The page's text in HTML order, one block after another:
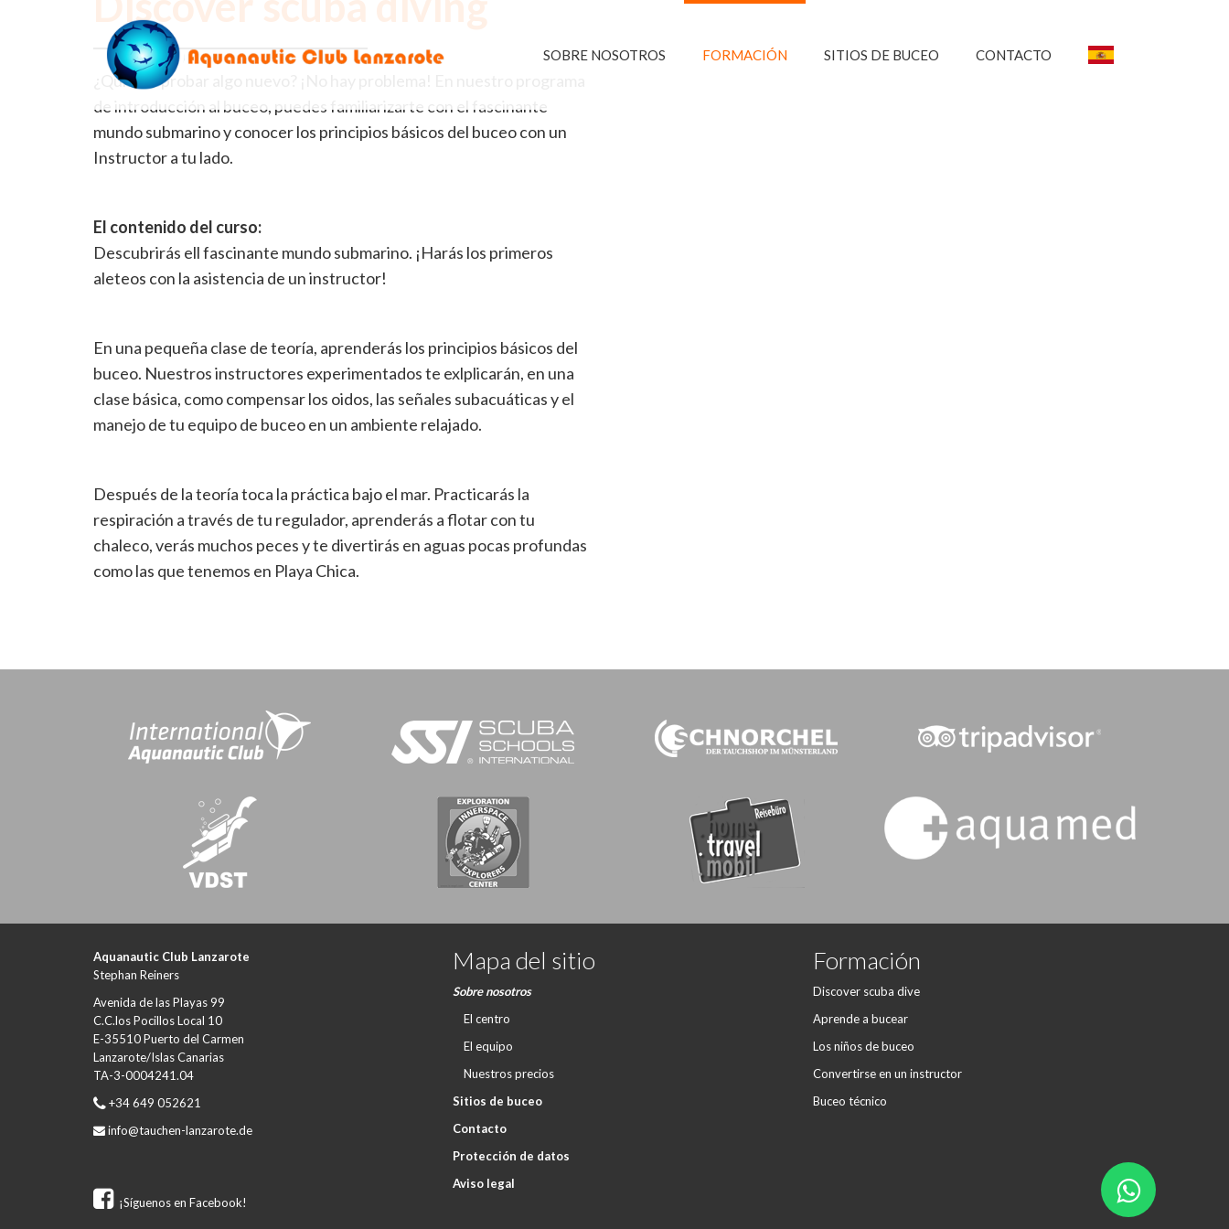
SOBRE NOSOTROS FORMACIÓN SITIOS DE BUCEO CONTACTO
¿Quieres probar algo nuevo? ¡No hay problema! En nuestro programa
de introducción al buceo, puedes familiarizarte con el fascinante
mundo submarino y conocer los principios básicos del buceo con un
Instructor a tu lado.
El contenido del curso:
Descubrirás ell fascinante mundo submarino. ¡Harás los primeros
aleteos con la asistencia de un instructor!
En una pequeña clase de teoría, aprenderás los principios básicos del
buceo. Nuestros instructores experimentados te exlplicarán, en una
clase básica, como compensar los oidos, las señales subacuáticas y el
manejo de tu equipo de buceo en un ambiente relajado.
Después de la teoría toca la práctica bajo el mar. Practicarás la
respiración a través de tu regulador, aprenderás a flotar con tu
chaleco, verás muchos peces y te divertirás en aguas pocas profundas
como las que tenemos en Playa Chica.
Aquanautic Club Lanzarote
Stephan Reiners
Avenida de las Playas 99
C.C.los Pocillos Local 10
E-35510 Puerto del Carmen
Lanzarote/Islas Canarias
TA-3-0004241.04
+34 649 052621
info@tauchen-lanzarote.de
¡Síguenos en Facebook!
Mapa del sitio
Sobre nosotros
El centro
El equipo
Nuestros precios
Sitios de buceo
Contacto
Protección de datos
Aviso legal
Formación
Discover scuba dive
Aprende a bucear
Los niños de buceo
Convertirse en un instructor
Buceo técnico